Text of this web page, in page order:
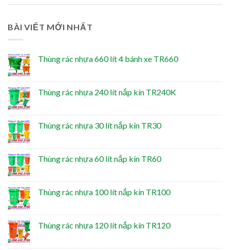
BÀI VIẾT MỚI NHẤT
Thùng rác nhựa 660 lít 4 bánh xe TR660
Thùng rác nhựa 240 lít nắp kín TR240K
Thùng rác nhựa 30 lít nắp kín TR30
Thùng rác nhựa 60 lít nắp kín TR60
Thùng rác nhựa 100 lít nắp kín TR100
Thùng rác nhựa 120 lít nắp kín TR120